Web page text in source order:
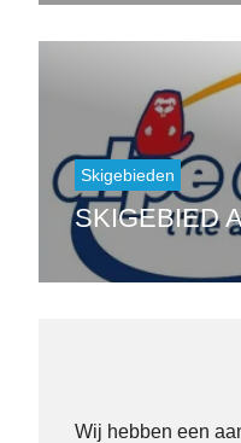
Skigebieden
SKIGEBIED
Wij hebben een